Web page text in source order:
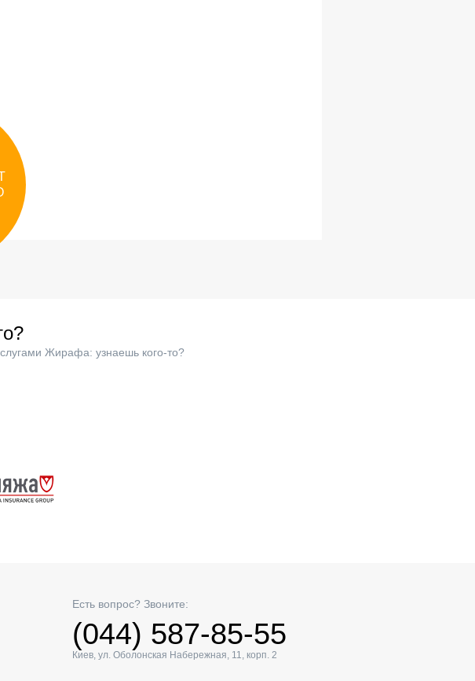
Жирафа: узнаешь кого-то?
Есть вопрос? Звоните:
(044) 587-85-55
Киев, ул. Оболонская Набережная, 11, корп. 2